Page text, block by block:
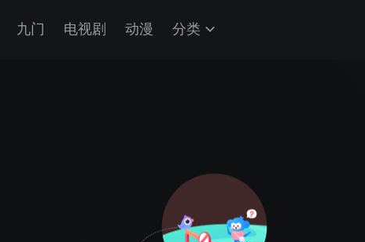
九门 电视剧 动漫 分类